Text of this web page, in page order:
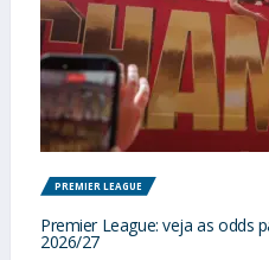
PREMIER LEAGUE
Premier League: veja as odds
2026/27